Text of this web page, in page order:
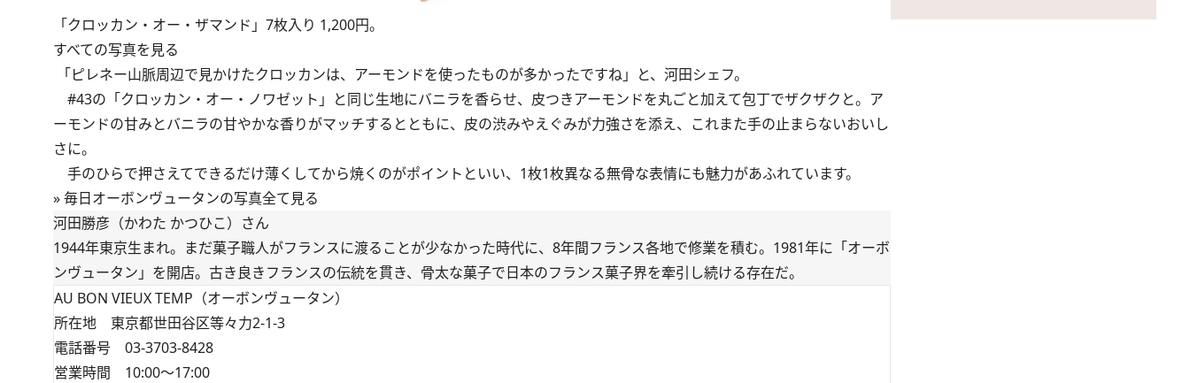
「クロッカン・オー・ザマンド」7枚入り 1,200円。
すべての写真を見る
「ピレネー山脈周辺で見かけたクロッカンは、アーモンドを使ったものが多かったですね」と、河田シェフ。
#43の「クロッカン・オー・ノワゼット」と同じ生地にバニラを香らせ、皮つきアーモンドを丸ごと加えて包丁でザクザクと。ア
ーモンドの甘みとバニラの甘やかな香りがマッチするとともに、皮の渋みやえぐみが力強さを添え、これまた手の止まらないおいし
さに。
手のひらで押さえてできるだけ薄くしてから焼くのがポイントといい、1枚1枚異なる無骨な表情にも魅力があふれています。
»毎日オーボンヴュータンの写真全て見る
河田勝彦（かわた かつひこ）さん
1944年東京生まれ。まだ菓子職人がフランスに渡ることが少なかった時代に、8年間フランス各地で修業を積む。1981年に「オーボ
ンヴュータン」を開店。古き良きフランスの伝統を貫き、骨太な菓子で日本のフランス菓子界を牽引し続ける存在だ。
AU BON VIEUX TEMP（オーボンヴュータン）
所在地 東京都世田谷区等々力2-1-3
電話番号 03-3703-8428
営業時間 10:00～17:00